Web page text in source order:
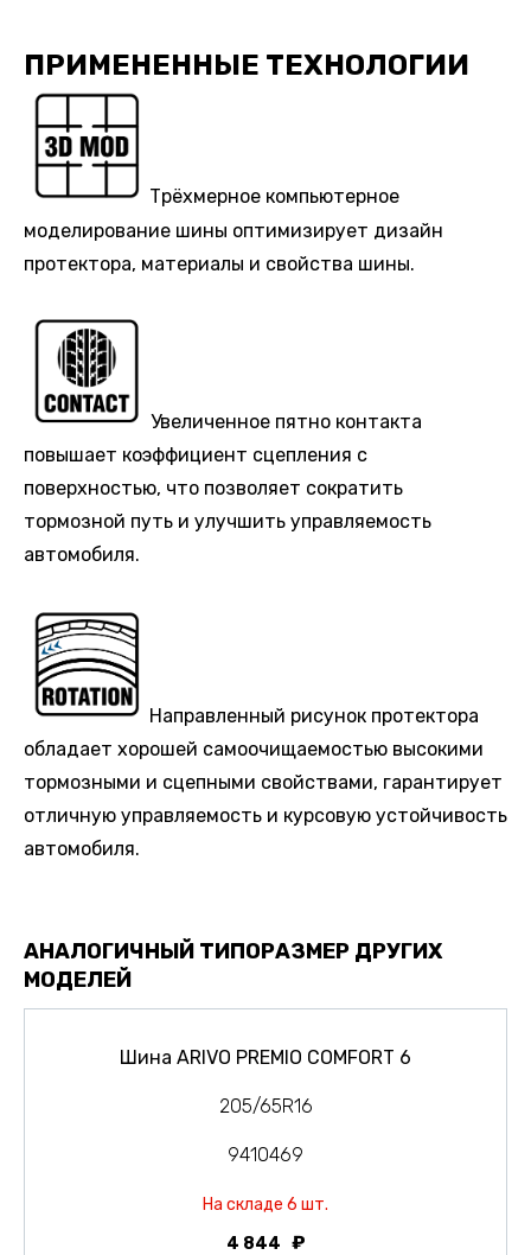
ПРИМЕНЕННЫЕ ТЕХНОЛОГИИ
Трёхмерное компьютерное
моделирование шины оптимизирует дизайн
протектора, материалы и свойства шины.
Увеличенное пятно контакта
повышает коэффициент сцепления с
поверхностью, что позволяет сократить
тормозной путь и улучшить управляемость
автомобиля.
Направленный рисунок протектора
обладает хорошей самоочищаемостью высокими
тормозными и сцепными свойствами, гарантирует
отличную управляемость и курсовую устойчивость
автомобиля.
АНАЛОГИЧНЫЙ ТИПОРАЗМЕР ДРУГИХ
МОДЕЛЕЙ
Шина ARIVO PREMIO COMFORT 6
205/65R16
9410469
На складе 6 шт.
4 844